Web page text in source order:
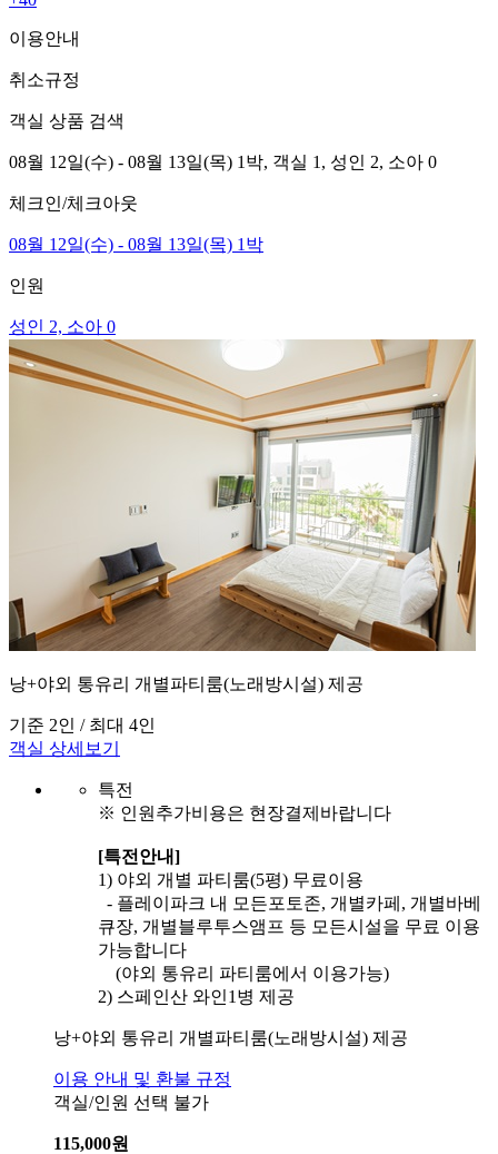
이용안내
취소규정
객실 상품 검색
08월 12일(수) - 08월 13일(목) 1박, 객실 1, 성인 2, 소아 0
체크인/체크아웃
08월 12일(수) - 08월 13일(목) 1박
인원
성인 2, 소아 0
낭+야외 통유리 개별파티룸(노래방시설) 제공
기준 2인 / 최대 4인
객실 상세보기
특전
※ 인원추가비용은 현장결제바랍니다
[특전안내]
1) 야외 개별 파티룸(5평) 무료이용
- 플레이파크 내 모든포토존, 개별카페, 개별바베
큐장, 개별블루투스앰프 등 모든시설을 무료 이용
가능합니다
(야외 통유리 파티룸에서 이용가능)
2) 스페인산 와인1병 제공
낭+야외 통유리 개별파티룸(노래방시설) 제공
이용 안내 및 환불 규정
객실/인원 선택 불가
115,000원